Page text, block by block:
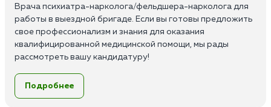
Врача психиатра-нарколога/фельдшера-нарколога для
работы в выездной бригаде. Если вы готовы предложить
свое профессионализм и знания для оказания
квалифицированной медицинской помощи, мы рады
рассмотреть вашу кандидатуру!
Обязанности:
Выезд на дом, первичное обследование пациентов;
Подробнее